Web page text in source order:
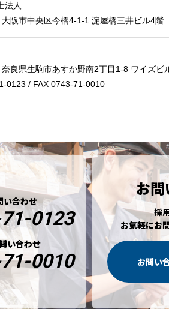
法人
阪市中央区今橋4-1-1 淀屋橋三井ビル4階
良県生駒市あすか野南2丁目1-8 ワイズビ
0123 / FAX 0743-71-0010
い合わせ
0123
い合わせ
0010
お
採
お気軽にお
お問い